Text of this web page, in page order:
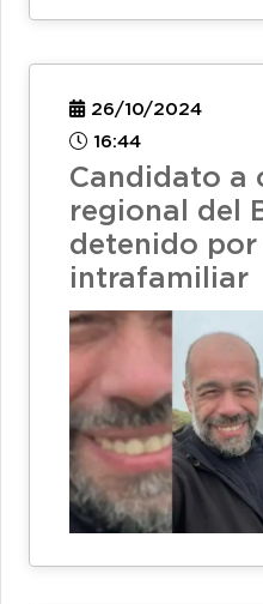
26/10/2024
16:44
Candidato a
regional del
detenido por
intrafamiliar